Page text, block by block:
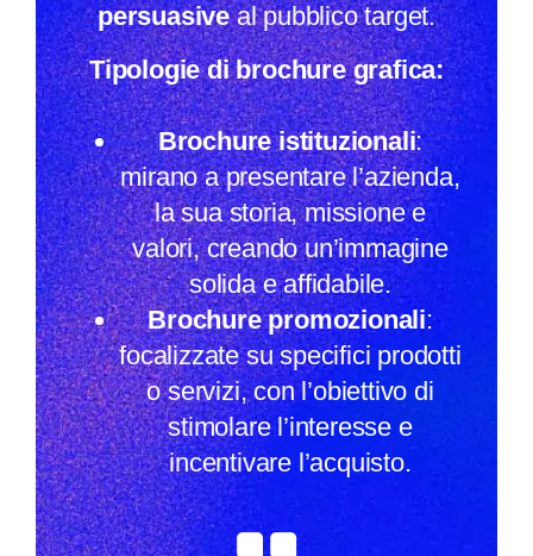
persuasiveal pubblico target.
Tipologie di brochure grafica:
Brochure istituzionali:
mirano a presentare l’azienda,
la sua storia, missione e
valori, creando un’immagine
solida e affidabile.
Brochure promozionali:
focalizzate su specifici prodotti
o servizi, con l’obiettivo di
stimolare l’interesse e
incentivare l’acquisto.